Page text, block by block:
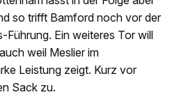
so trifft Bamford noch vor der
Führung. Ein weiteres Tor will
weil Meslier im
Leistung zeigt. Kurz vor
Sack zu.